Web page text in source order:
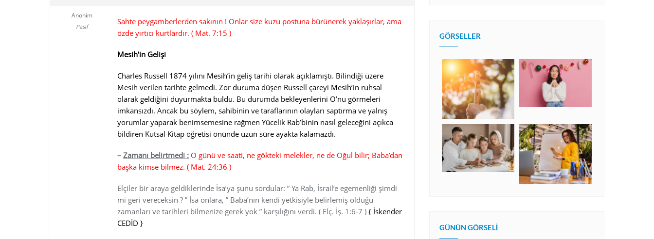
Anonim
Pasif
Sahte peygamberlerden sakının ! Onlar size kuzu postuna bürünerek yaklaşırlar, ama
özde yırtıcı kurtlardır. ( Mat. 7:15 )
Mesih’in Gelişi
Charles Russell 1874 yılını Mesih’in geliş tarihi olarak açıklamıştı. Bilindiği üzere
Mesih verilen tarihte gelmedi. Zor duruma düşen Russell çareyi Mesih’in ruhsal
olarak geldiğini duyurmakta buldu. Bu durumda bekleyenlerini O’nu görmeleri
imkansızdı. Ancak bu söylem, sahibinin ve taraflarının olayları saptırma ve yalnış
yorumlar yaparak benimsemesine rağmen Yücelik Rab’binin nasıl geleceğini açıkca
bildiren Kutsal Kitap öğretisi önünde uzun süre ayakta kalamazdı.
– Zamanı belirtmedi : O günü ve saati, ne gökteki melekler, ne de Oğul bilir; Baba’dan
başka kimse bilmez. ( Mat. 24:36 )
Elçiler bir araya geldiklerinde İsa’ya şunu sordular: ” Ya Rab, İsrail’e egemenliği şimdi
mi geri vereceksin ? ” İsa onlara, ” Baba’nın kendi yetkisiyle belirlemiş olduğu
zamanları ve tarihleri bilmenize gerek yok ” karşılığını verdi. ( Elç. İş. 1:6-7 ) { İskender
CEDİD }
GÖRSELLER
GÜNÜN GÖRSELI